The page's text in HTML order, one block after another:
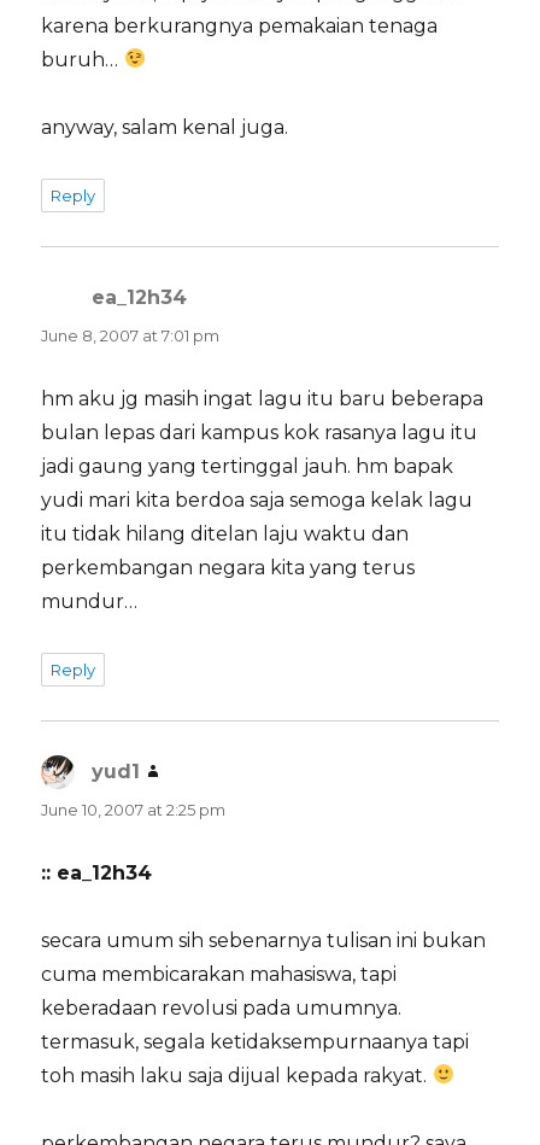
karena berkurangnya pemakaian tenaga
buruh…
anyway, salam kenal juga.
Reply
ea_12h34
June 8, 2007 at 7:01 pm
hm aku jg masih ingat lagu itu baru beberapa
bulan lepas dari kampus kok rasanya lagu itu
jadi gaung yang tertinggal jauh. hm bapak
yudi mari kita berdoa saja semoga kelak lagu
itu tidak hilang ditelan laju waktu dan
perkembangan negara kita yang terus
mundur…
Reply
yud1
June 10, 2007 at 2:25 pm
:: ea_12h34
secara umum sih sebenarnya tulisan ini bukan
cuma membicarakan mahasiswa, tapi
keberadaan revolusi pada umumnya.
termasuk, segala ketidaksempurnaanya tapi
toh masih laku saja dijual kepada rakyat.